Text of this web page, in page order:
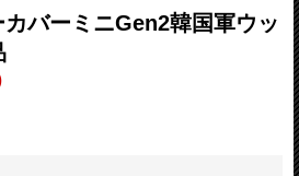
バーミニGen2韓国軍ウッ